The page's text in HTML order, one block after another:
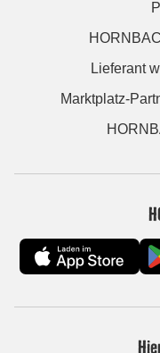
Lieferant
Marktplatz-